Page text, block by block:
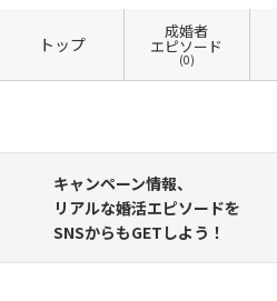
トップ
成婚者
エピソード
(0)
キャンペーン情報、
リアルな婚活エピソードを
SNSからもGETしよう！